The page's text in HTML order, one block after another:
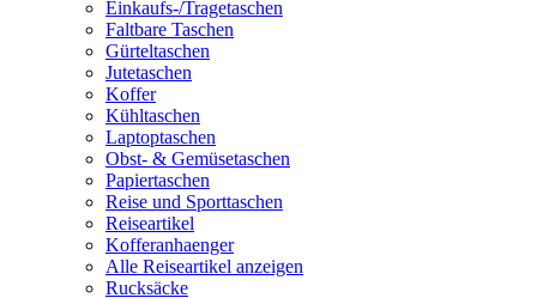
Einkaufs-/Tragetaschen
Faltbare Taschen
Gürteltaschen
Jutetaschen
Koffer
Kühltaschen
Laptoptaschen
Obst- & Gemüsetaschen
Papiertaschen
Reise und Sporttaschen
Reiseartikel
Kofferanhaenger
Alle Reiseartikel anzeigen
Rucksäcke